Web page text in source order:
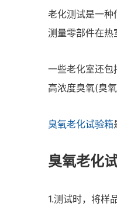
老化测试是一种
测量零部件在热
一些老化室还包
高浓度臭氧(臭
臭氧老化试验箱
臭氧老化
1.测试时，将样